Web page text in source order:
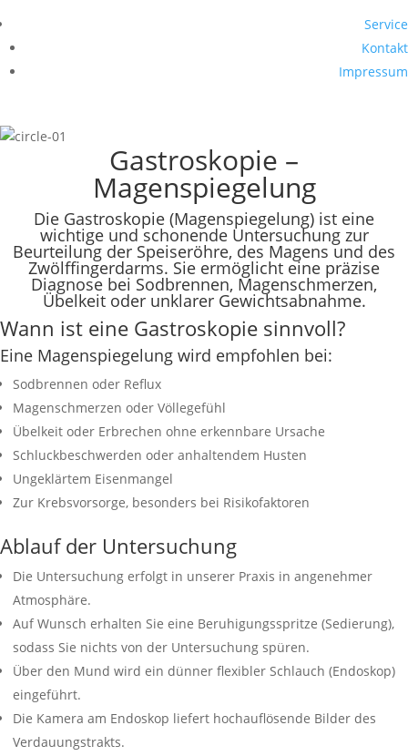
Service
Kontakt
Impressum
Gastroskopie –
Magenspiegelung
Die Gastroskopie (Magenspiegelung) ist eine
wichtige und schonende Untersuchung zur
Beurteilung der Speiseröhre, des Magens und des
Zwölffingerdarms. Sie ermöglicht eine präzise
Diagnose bei Sodbrennen, Magenschmerzen,
Übelkeit oder unklarer Gewichtsabnahme.
Wann ist eine Gastroskopie sinnvoll?
Eine Magenspiegelung wird empfohlen bei:
Sodbrennen oder Reflux
Magenschmerzen oder Völlegefühl
Übelkeit oder Erbrechen ohne erkennbare Ursache
Schluckbeschwerden oder anhaltendem Husten
Ungeklärtem Eisenmangel
Zur Krebsvorsorge, besonders bei Risikofaktoren
Ablauf der Untersuchung
Die Untersuchung erfolgt in unserer Praxis in angenehmer
Atmosphäre.
Auf Wunsch erhalten Sie eine Beruhigungsspritze (Sedierung),
sodass Sie nichts von der Untersuchung spüren.
Über den Mund wird ein dünner flexibler Schlauch (Endoskop)
eingeführt.
Die Kamera am Endoskop liefert hochauflösende Bilder des
Verdauungstrakts.